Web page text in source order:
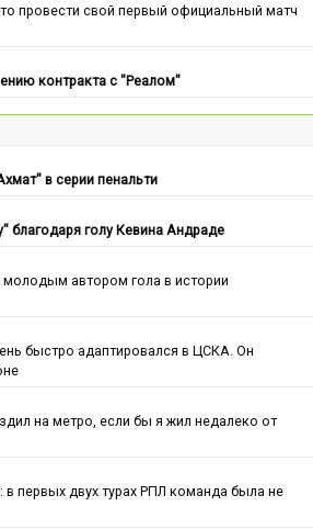
провести свой первый официальный матч
контракта с "Реалом"
в серии пенальти
благодаря голу Кевина Андраде
автором гола в истории
быстро адаптировался в ЦСКА. Он
на метро, если бы я жил недалеко от
первых двух турах РПЛ команда была не